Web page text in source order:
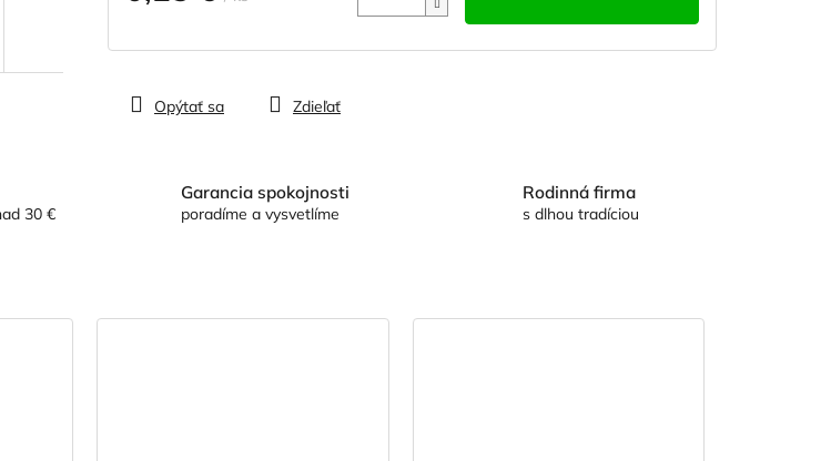
cena:
Opýtať sa Zdieľať
30 €
Garancia spokojnosti
poradíme a vysvetlíme
Rodinná firma
s dlhou tradíciou